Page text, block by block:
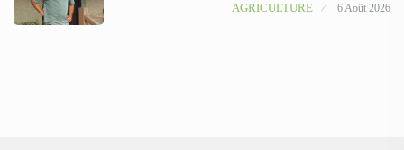
AGRICULTURE
6 Août 2026